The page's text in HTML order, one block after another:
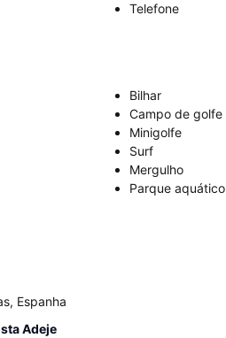
Telefone
Bilhar
Campo de golfe
Minigolfe
Surf
Mergulho
Parque aquático
Espanha
Adeje